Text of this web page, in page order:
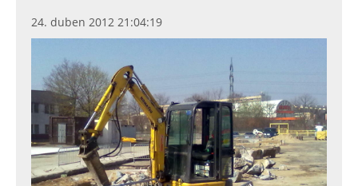
24. duben 2012 21:04:19